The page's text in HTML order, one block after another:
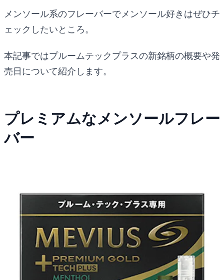
メンソール系のフレーバーでメンソール好きはぜひチ
ェックしたいところ。
本記事ではプルームテックプラスの新銘柄の概要や発
売日について紹介します。
プレミアムなメンソールフレー
バー